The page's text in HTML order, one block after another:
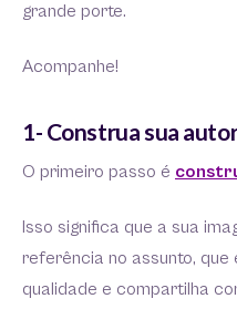
grande porte.
Acompanhe!
1- Construa sua
O primeiro passo é
Isso significa que a sua
referência no assunto,
qualidade e compartilha